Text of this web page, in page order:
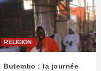
RELIGION
Butembo : la journée